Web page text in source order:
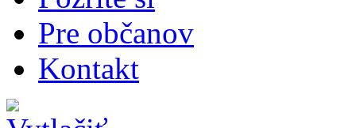
Pre občanov
Kontakt